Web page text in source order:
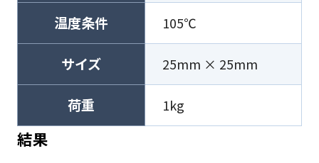
温度条件 105℃
サイズ 25mm × 25mm
荷重 1kg
結果